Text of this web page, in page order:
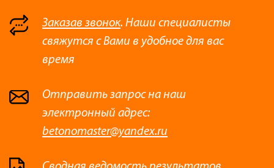
Заказав звонок. Наши специалисты
свяжутся с Вами в удобное для вас
время
Отправить запрос на наш
электронный адрес:
betonomaster@yandex.ru